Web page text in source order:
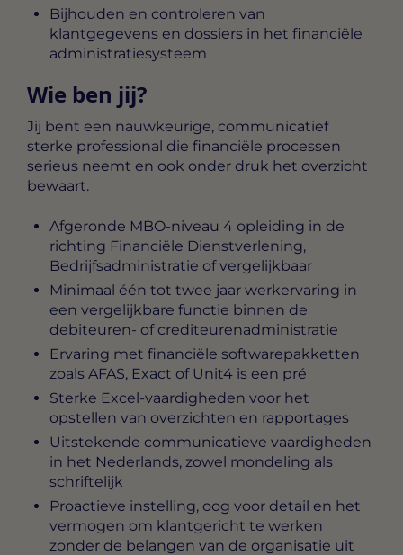
Bijhouden en controleren van
klantgegevens en dossiers in het financiële
administratiesysteem
Wie ben jij?
Jij bent een nauwkeurige, communicatief
sterke professional die financiële processen
serieus neemt en ook onder druk het overzicht
bewaart.
Afgeronde MBO-niveau 4 opleiding in de
richting Financiële Dienstverlening,
Bedrijfsadministratie of vergelijkbaar
Minimaal één tot twee jaar werkervaring in
een vergelijkbare functie binnen de
debiteuren- of crediteurenadministratie
Ervaring met financiële softwarepakketten
zoals AFAS, Exact of Unit4 is een pré
Sterke Excel-vaardigheden voor het
opstellen van overzichten en rapportages
Uitstekende communicatieve vaardigheden
in het Nederlands, zowel mondeling als
schriftelijk
Proactieve instelling, oog voor detail en het
vermogen om klantgericht te werken
zonder de belangen van de organisatie uit